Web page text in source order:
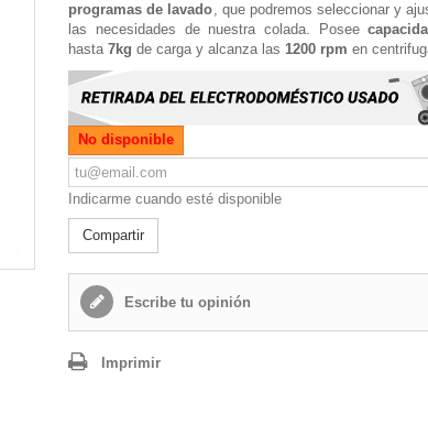
programas de lavado, que podremos seleccionar y
las necesidades de nuestra colada. Posee
hasta7kg de carga y alcanza las1200 rpm en
No disponible
Indicarme cuando esté disponible
Compartir
Escribe tu opinión
Imprimir